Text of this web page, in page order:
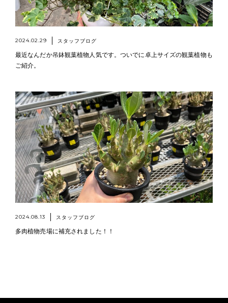
2024.02.29 スタッフブログ
最近なんだか吊鉢観葉植物人気です。ついでに卓上サイズの観葉植物も
ご紹介。
2024.08.13 スタッフブログ
多肉植物売場に補充されました！！